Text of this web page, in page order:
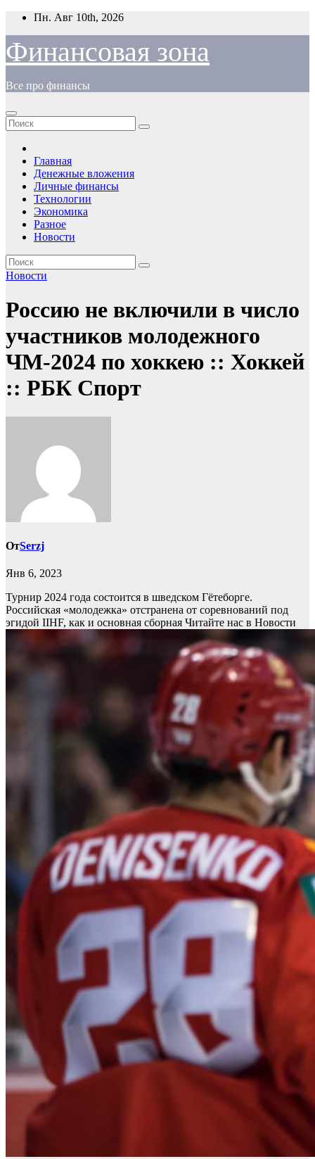
Перейти
содержимому
Пн. Авг 10th, 2026
Финансовая зона
Все про финансы
Главная
Денежные вложения
Личные финансы
Технологии
Экономика
Разное
Новости
Новости
Россию не включили в число
участников молодежного
ЧМ-2024 по хоккею :: Хоккей
:: РБК Спорт
ОтSerzj
Янв 6, 2023
Турнир 2024 года состоится в шведском Гётеборге.
Российская «молодежка» отстранена от соревнований под
эгидой IIHF, как и основная сборная Читайте нас в Новости